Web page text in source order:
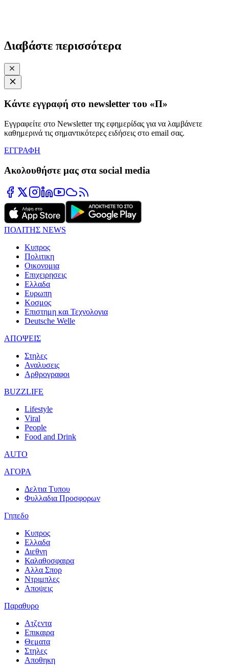
Διαβάστε περισσότερα
Κάντε εγγραφή στο newsletter του «Π»
Εγγραφείτε στο Newsletter της εφημερίδας για να λαμβάνετε
καθημερινά τις σημαντικότερες ειδήσεις στο email σας.
ΕΓΓΡΑΦΗ
Ακολουθήστε μας στα social media
ΠΟΛΙΤΗΣ NEWS
Κυπρος
Πολιτικη
Οικονομια
Επιχειρησεις
Ελλαδα
Ευρωπη
Κοσμος
Επιστημη και Τεχνολογια
Deutsche Welle
ΑΠΟΨΕΙΣ
Στηλες
Αναλυσεις
Αρθρογραφοι
BUZZLIFE
Lifestyle
Viral
People
Food and Drink
AUTO
ΑΓΟΡΑ
Δελτια Τυπου
Φυλλαδια Προσφορων
Γηπεδο
Κυπρος
Ελλαδα
Διεθνη
Καλαθοσφαιρα
Αλλα Σπορ
Ντριμπλες
Αποψεις
Παραθυρο
Ατζεντα
Επικαιρα
Θεματα
Στηλες
Αποθηκη